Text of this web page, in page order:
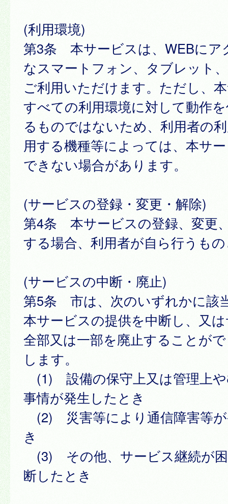
(利用環境)
第3条 本サービスは、WEBにア
なスマートフォン、タブレット
ご利用いただけます。ただし、
すべての利用環境に対して動作
るものではないため、利用者の
用する機種等によっては、本サ
できない場合があります。
(サービスの登録・変更・解除)
第4条 本サービスの登録、変更
する場合、利用者が自ら行うも
(サービスの中断・廃止)
第5条 市は、次のいずれかに該
本サービスの提供を中断し、又
全部又は一部を廃止することが
します。
(1) 設備の保守上又は管理上
事情が発生したとき
(2) 災害等により通信障害等
き
(3) その他、サービス継続が
断したとき